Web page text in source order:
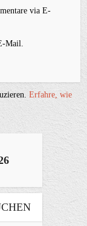
via E-
Mail.
Erfahre, wie